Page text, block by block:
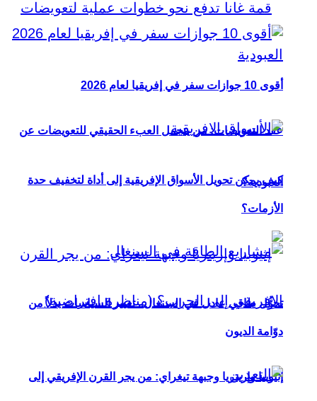
عقد التعويضات: من يتحمل العبء الحقيقي للتعويضات عن
العبودية؟
إثيوبيا وإريتريا وجبهة تيغراي: من يجر القرن الإفريقي إلى
أقوى 10 جوازات سفر في إفريقيا لعام 2026
كيف يمكن تحويل الأسواق الإفريقية إلى أداة لتخفيف حدة
الأزمات؟
تحوُّل طاقي عادل في السنغال.. تغيير السياسات بدلاً من
دوّامة الديون